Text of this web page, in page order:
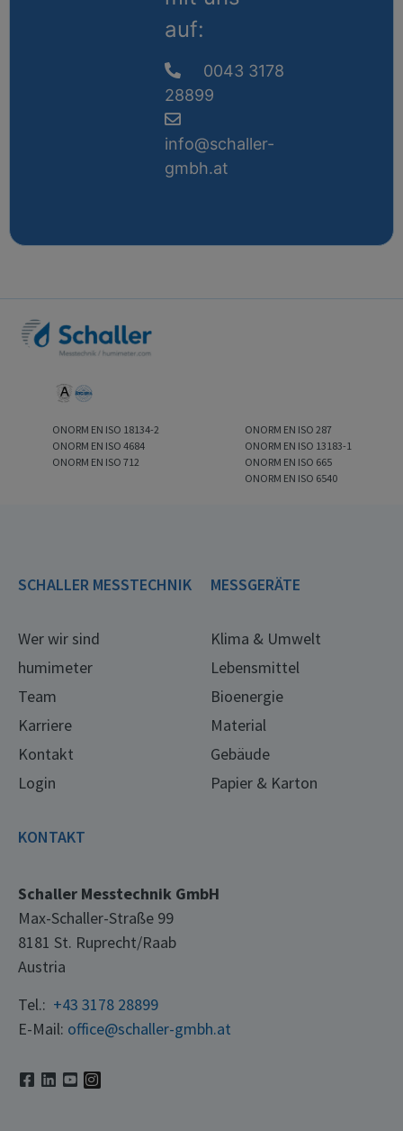
auf:
0043 3178
28899
info@schaller-
gmbh.at
ONORM EN ISO 18134-2
ONORM EN ISO 4684
ONORM EN ISO 712
ONORM EN ISO 287
ONORM EN ISO 13183-1
ONORM EN ISO 665
ONORM EN ISO 6540
SCHALLER MESSTECHNIK
Wer wir sind
humimeter
Team
Karriere
Kontakt
Login
MESSGERÄTE
Klima & Umwelt
Lebensmittel
Bioenergie
Material
Gebäude
Papier & Karton
KONTAKT
Schaller Messtechnik GmbH
Max-Schaller-Straße 99
8181 St. Ruprecht/Raab
Austria
Tel.: +43 3178 28899
E-Mail: office@schaller-gmbh.at